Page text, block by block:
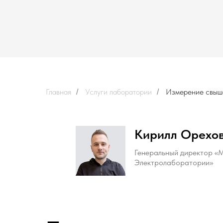
Главная / Услуги лаборатории / Измерение
Кирилл
Генеральный директор
Электролаборатории»